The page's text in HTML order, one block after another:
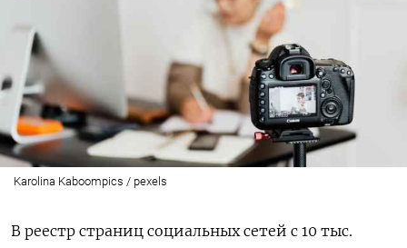
Karolina Kaboompics / pexels
В реестр страниц социальных сетей с 10 тыс.